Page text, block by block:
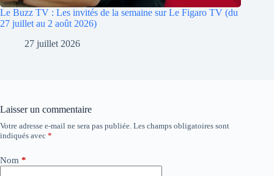
Le Buzz TV : Les invités de la semaine sur Le Figaro TV (du
27 juillet au 2 août 2026)
27 juillet 2026
Laisser un commentaire
Votre adresse e-mail ne sera pas publiée. Les champs obligatoires sont
indiqués avec *
Nom *
A
l
e